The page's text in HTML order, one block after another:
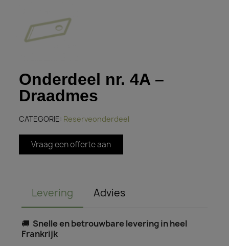
Onderdeel nr. 4A –
Draadmes
CATEGORIE Reserveonderdeel
Vraag een offerte aan
Levering Advies
🚚 Snelle en betrouwbare levering in heel
Frankrijk